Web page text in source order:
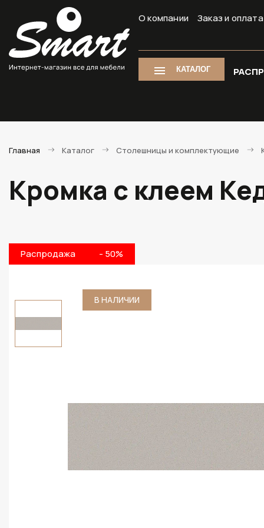
О компании Заказ и оплата
КАТАЛОГ
Главная Каталог Столешницы и комплектующие
Кромка с клеем
Распродажа - 50%
В НАЛИЧИИ